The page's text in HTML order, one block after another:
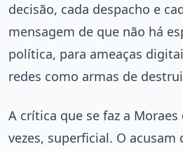
decisão, cada despacho e
mensagem de que não há
política, para ameaças
redes como armas de
A crítica que se faz a
vezes, superficial. O acusam